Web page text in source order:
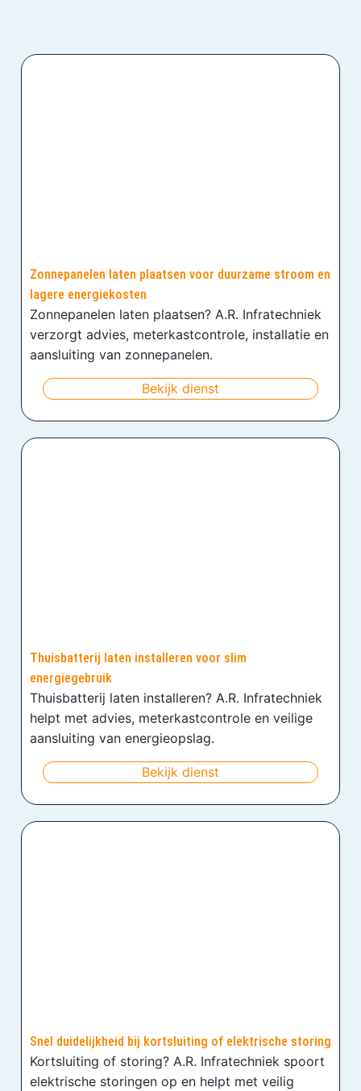
Zonnepanelen laten plaatsen voor duurzame stroom en
lagere energiekosten
Zonnepanelen laten plaatsen? A.R. Infratechniek
verzorgt advies, meterkastcontrole, installatie en
aansluiting van zonnepanelen.
Bekijk dienst
Thuisbatterij laten installeren voor slim
energiegebruik
Thuisbatterij laten installeren? A.R. Infratechniek
helpt met advies, meterkastcontrole en veilige
aansluiting van energieopslag.
Bekijk dienst
Snel duidelijkheid bij kortsluiting of elektrische storing
Kortsluiting of storing? A.R. Infratechniek spoort
elektrische storingen op en helpt met veilig